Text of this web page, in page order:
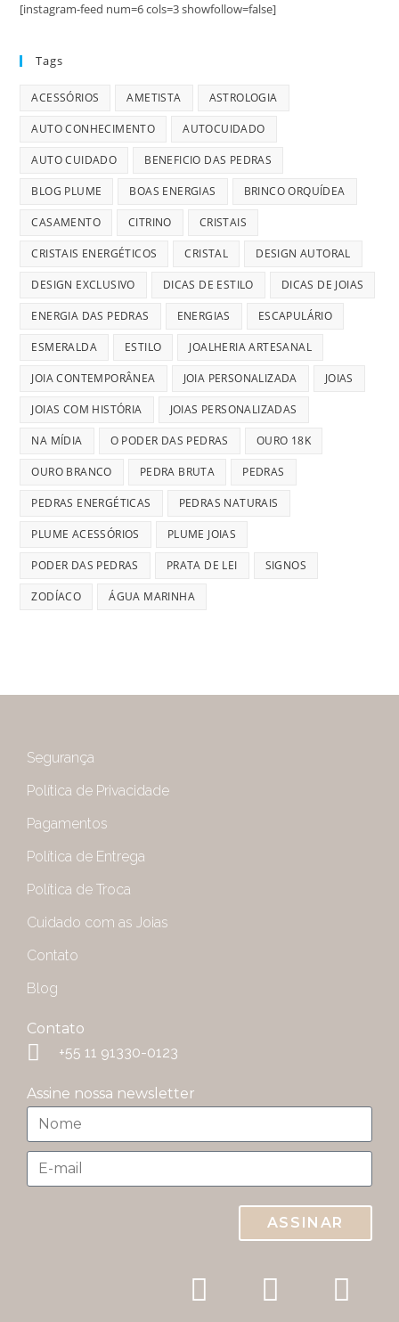
[instagram-feed num=6 cols=3 showfollow=false]
Tags
ACESSÓRIOS AMETISTA ASTROLOGIA
AUTO CONHECIMENTO AUTOCUIDADO
AUTO CUIDADO BENEFICIO DAS PEDRAS
BLOG PLUME BOAS ENERGIAS BRINCO ORQUÍDEA
CASAMENTO CITRINO CRISTAIS
CRISTAIS ENERGÉTICOS CRISTAL DESIGN AUTORAL
DESIGN EXCLUSIVO DICAS DE ESTILO DICAS DE JOIAS
ENERGIA DAS PEDRAS ENERGIAS ESCAPULÁRIO
ESMERALDA ESTILO JOALHERIA ARTESANAL
JOIA CONTEMPORÂNEA JOIA PERSONALIZADA JOIAS
JOIAS COM HISTÓRIA JOIAS PERSONALIZADAS
NA MÍDIA O PODER DAS PEDRAS OURO 18K
OURO BRANCO PEDRA BRUTA PEDRAS
PEDRAS ENERGÉTICAS PEDRAS NATURAIS
PLUME ACESSÓRIOS PLUME JOIAS
PODER DAS PEDRAS PRATA DE LEI SIGNOS
ZODÍACO ÁGUA MARINHA
Segurança
Política de Privacidade
Pagamentos
Política de Entrega
Política de Troca
Cuidado com as Joias
Contato
Blog
Contato
+55 11 91330-0123
Assine nossa newsletter
ASSINAR